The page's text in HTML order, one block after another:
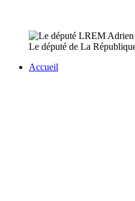
Le député de La
Accueil